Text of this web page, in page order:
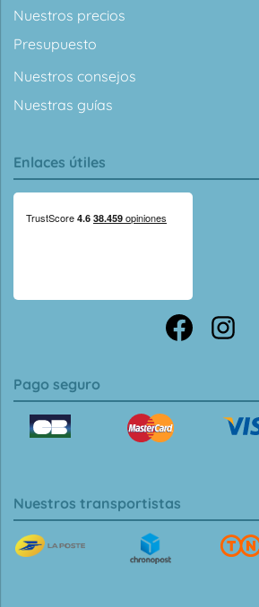
Nuestros precios
Presupuesto
Nuestros consejos
Nuestras guías
Enlaces útiles
Pago seguro
Nuestros transportistas